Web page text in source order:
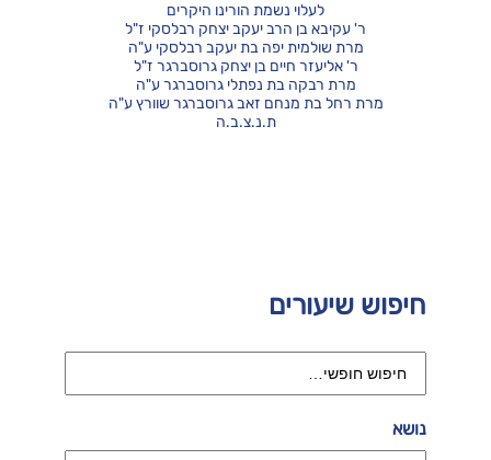
חיפוש שיעורים
נושא
לעלוי נשמת הורינו היקרים
ר' עקיבא בן הרב יעקב יצחק רבלסקי ז"ל
מרת שולמית יפה בת יעקב רבלסקי ע"ה
ר' אליעזר חיים בן יצחק גרוסברגר ז"ל
מרת רבקה בת נפתלי גרוסברגר ע"ה
מרת רחל בת מנחם זאב גרוסברגר שוורץ ע"ה
ת.נ.צ.ב.ה